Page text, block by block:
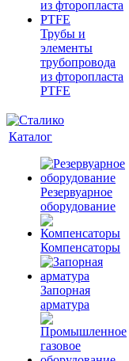
Трубы и
элементы
трубопровода
из фторопласта
PTFE
Каталог
Резервуарное
оборудование
Компенсаторы
Запорная
арматура